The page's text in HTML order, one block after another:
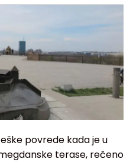
povrede kada je u
terase, rečeno